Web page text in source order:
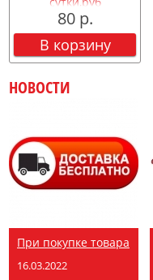
80 р.
В корзину
НОВОСТИ
При покупке товара
16.03.2022